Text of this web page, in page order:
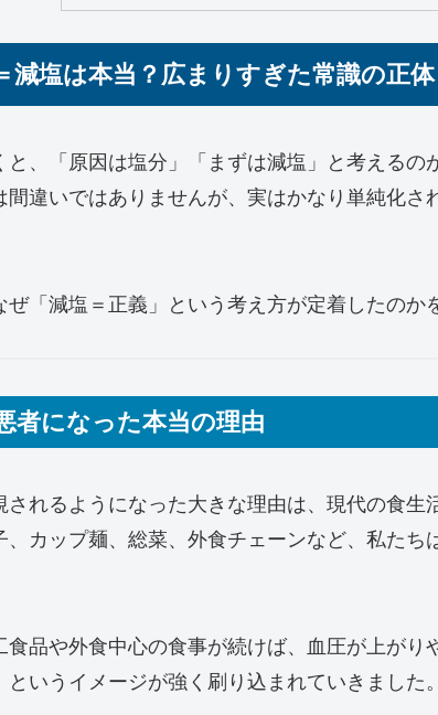
減塩は本当？広まりすぎた常識の正体
と、「原因は塩分」「まずは減塩」と考える
間違いではありませんが、実はかなり単純化さ
ぜ「減塩＝正義」という考え方が定着したのか
者になった本当の理由
されるようになった大きな理由は、現代の食生
、カップ麺、総菜、外食チェーンなど、私たち
食品や外食中心の食事が続けば、血圧が上がり
というイメージが強く刷り込まれていきました。